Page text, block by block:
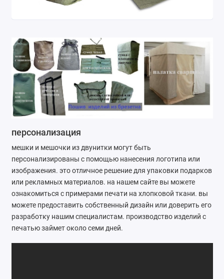
персонализация
мешки и мешочки из двунитки могут быть
персонализированы с помощью нанесения логотипа или
изображения. это отличное решение для упаковки подарков
или рекламных материалов. на нашем сайте вы можете
ознакомиться с примерами печати на хлопковой ткани. вы
можете предоставить собственный дизайн или доверить его
разработку нашим специалистам. производство изделий с
печатью займет около семи дней.